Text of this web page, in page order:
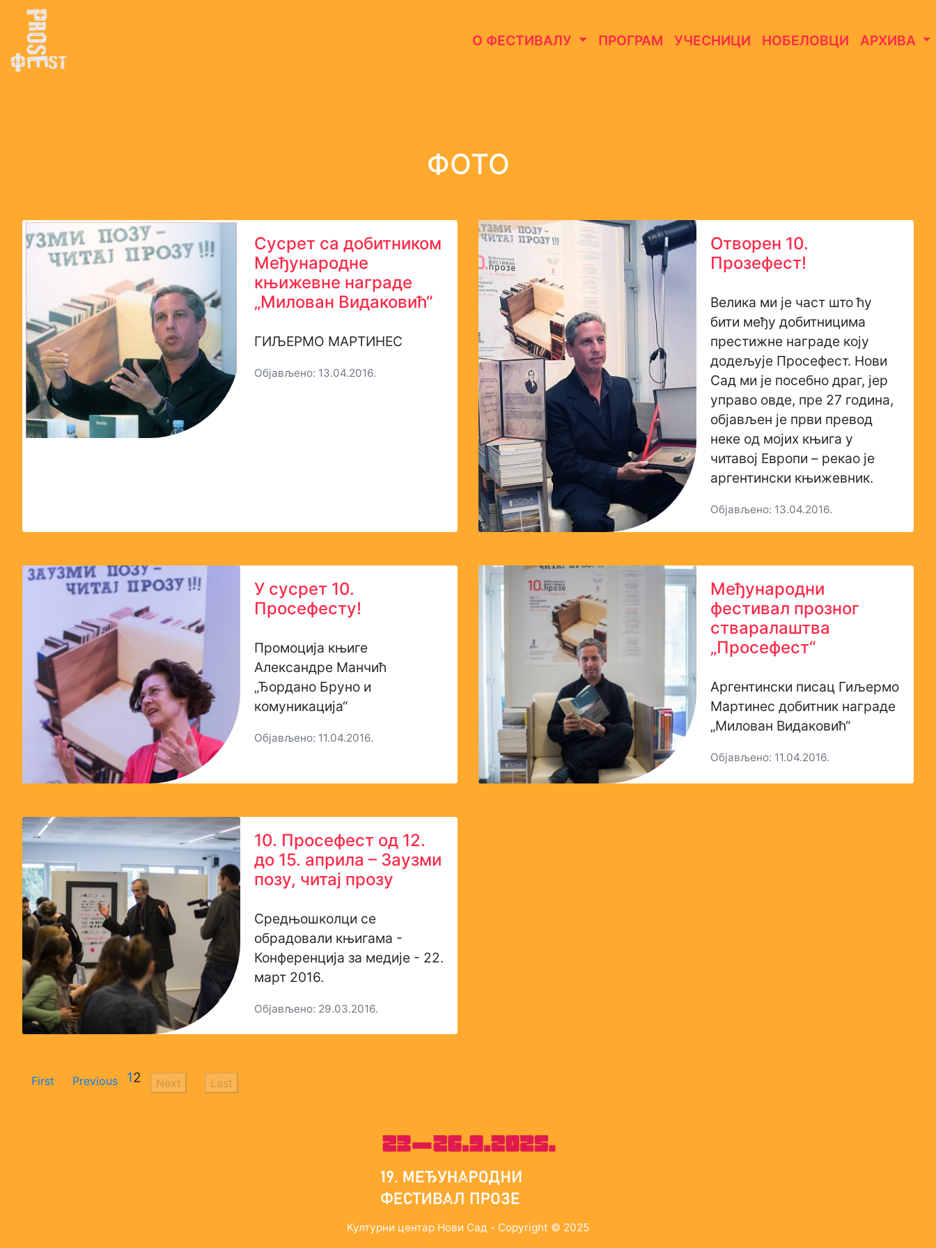
О ФЕСТИВАЛУ ПРОГРАМ УЧЕСНИЦИ НОБЕЛОВЦИ АРХИВА
ФОТО
Сусрет са добитником
Међународне
књижевне награде
„Милован Видаковић“
ГИЉЕРМО МАРТИНЕС
Објављено: 13.04.2016.
Отворен 10.
Прoзeфест!
Велика ми је част што ћу
бити међу добитницима
престижне награде коју
додељује Просефест. Нови
Сад ми је посебно драг, јер
управо овде, пре 27 година,
објављен је први превод
неке од мојих књига у
читавој Европи – рекао је
аргентински књижевник.
Објављено: 13.04.2016.
У сусрет 10.
Просефесту!
Промоција књиге
Александре Манчић
„Ђордано Бруно и
комуникација“
Објављено: 11.04.2016.
Међународни
фестивал прозног
стваралаштва
„Просефест“
Аргентински писац Гиљермо
Мартинес добитник награде
„Милован Видаковић“
Објављено: 11.04.2016.
10. Просефест од 12.
до 15. априла – Заузми
позу, читај прозу
Средњошколци се
обрадовали књигама -
Конференција за медије - 22.
март 2016.
Објављено: 29.03.2016.
First Previous 12 Next Last
Културни центар Нови Сад - Copyright © 2025